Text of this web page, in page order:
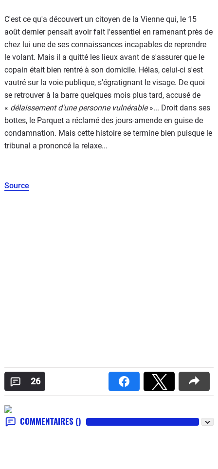
C'est ce qu'a découvert un citoyen de la Vienne qui, le 15
août dernier pensait avoir fait l'essentiel en ramenant près de
chez lui une de ses connaissances incapables de reprendre
le volant. Mais il a quitté les lieux avant de s'assurer que le
copain était bien rentré à son domicile. Hélas, celui-ci s'est
vautré sur la voie publique, s'égratignant le visage. De quoi
se retrouver à la barre quelques mois plus tard, accusé de
« délaissement d'une personne vulnérable»... Droit dans ses
bottes, le Parquet a réclamé des jours-amende en guise de
condamnation. Mais cette histoire se termine bien puisque le
tribunal a prononcé la relaxe...
Source
26
COMMENTAIRES ()